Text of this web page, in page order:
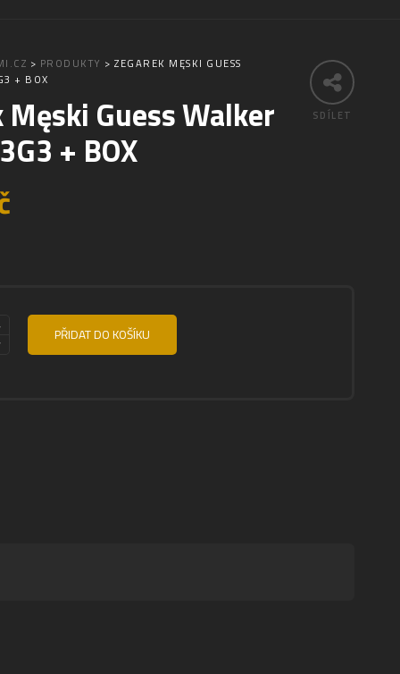
SDÍLET
> PRODUKTY >ZEGAREK MĘSKI GUESS
+ BOX
Męski Guess Walker
+ BOX
PŘIDAT DO KOŠÍKU